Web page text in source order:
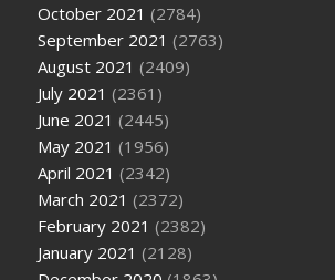
October 2021 (2784)
September 2021 (2763)
August 2021 (2409)
July 2021 (2361)
June 2021 (2445)
May 2021 (1956)
April 2021 (2342)
March 2021 (2372)
February 2021 (2382)
January 2021 (2128)